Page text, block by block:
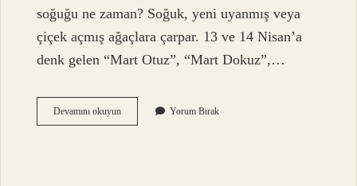
soğuğu ne zaman? Soğuk, yeni uyanmış veya
çiçek açmış ağaçlara çarpar. 13 ve 14 Nisan’a
denk gelen “Mart Otuz”, “Mart Dokuz”,…
Devamını okuyunKurt
Kızanları
Yorum Bırak